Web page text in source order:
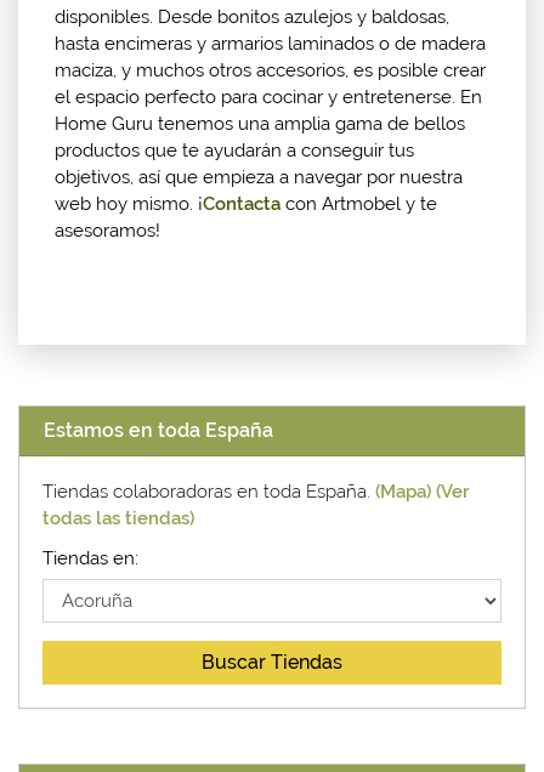
disponibles. Desde bonitos azulejos y baldosas,
hasta encimeras y armarios laminados o de madera
maciza, y muchos otros accesorios, es posible crear
el espacio perfecto para cocinar y entretenerse. En
Home Guru tenemos una amplia gama de bellos
productos que te ayudarán a conseguir tus
objetivos, así que empieza a navegar por nuestra
web hoy mismo. ¡Contacta con Artmobel y te
asesoramos!
Estamos en toda España
Tiendas colaboradoras en toda España. (Mapa) (Ver
todas las tiendas)
Tiendas en:
Buscar Tiendas